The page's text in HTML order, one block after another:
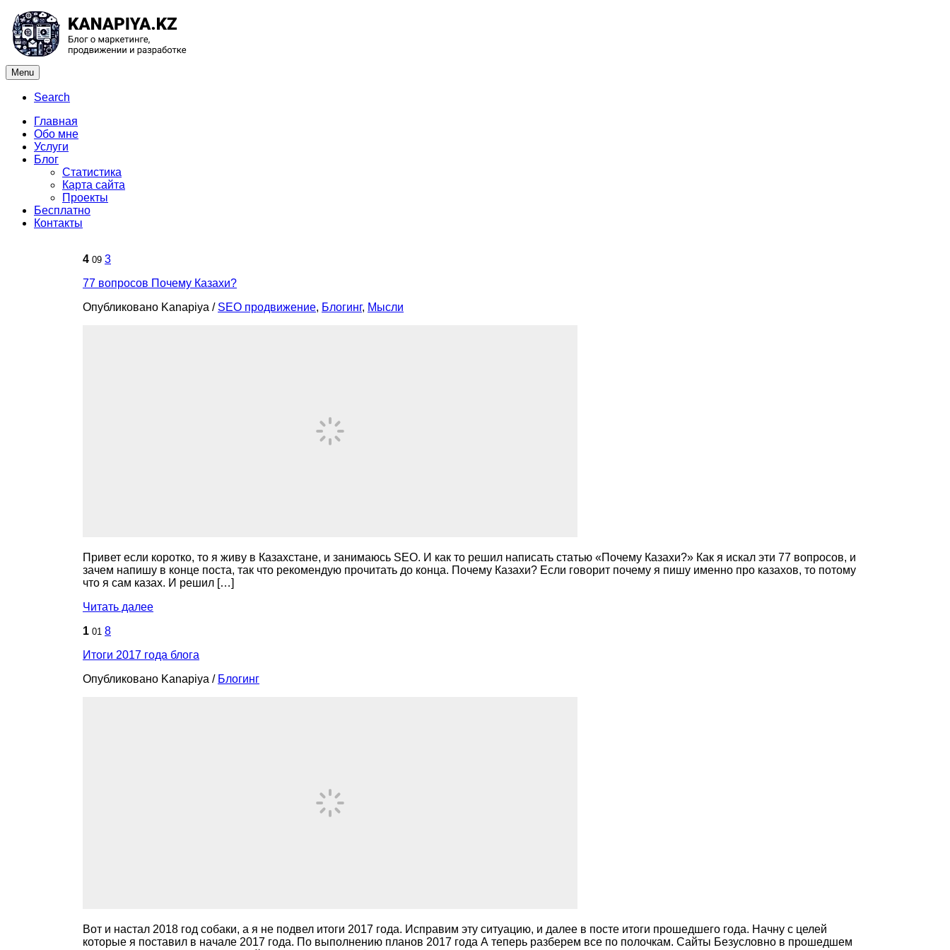
Menu
Search
Главная
Обо мне
Услуги
Блог
Статистика
Карта сайта
Проекты
Бесплатно
Контакты
4 09 3
77 вопросов Почему Казахи?
Опубликовано Kanapiya / SEO продвижение, Блогинг, Мысли
Привет если коротко, то я живу в Казахстане, и занимаюсь SEO. И как то решил написать статью «Почему Казахи?» Как я искал эти 77 вопросов, и
зачем напишу в конце поста, так что рекомендую прочитать до конца. Почему Казахи? Если говорит почему я пишу именно про казахов, то потому
что я сам казах. И решил […]
Читать далее
1 01 8
Итоги 2017 года блога
Опубликовано Kanapiya / Блогинг
Вот и настал 2018 год собаки, а я не подвел итоги 2017 года. Исправим эту ситуацию, и далее в посте итоги прошедшего года. Начну с целей
которые я поставил в начале 2017 года. По выполнению планов 2017 года А теперь разберем все по полочкам. Сайты Безусловно в прошедшем